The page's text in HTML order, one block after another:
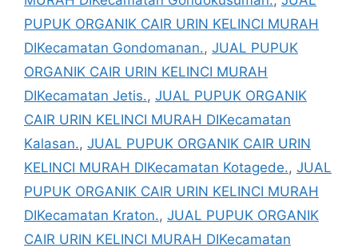
PUPUK ORGANIK CAIR URIN KELINCI MURAH
DIKecamatan Gondomanan., JUAL PUPUK
ORGANIK CAIR URIN KELINCI MURAH
DIKecamatan Jetis., JUAL PUPUK ORGANIK
CAIR URIN KELINCI MURAH DIKecamatan
Kalasan., JUAL PUPUK ORGANIK CAIR URIN
KELINCI MURAH DIKecamatan Kotagede., JUAL
PUPUK ORGANIK CAIR URIN KELINCI MURAH
DIKecamatan Kraton., JUAL PUPUK ORGANIK
CAIR URIN KELINCI MURAH DIKecamatan